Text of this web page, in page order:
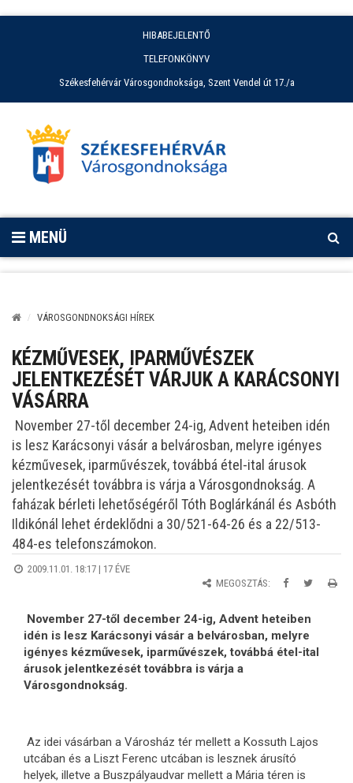
HIBABEJELENTŐ
TELEFONKÖNYV
Székesfehérvár Városgondnoksága, Szent Vendel út 17./a
MENÜ
VÁROSGONDNOKSÁGI HÍREK
KÉZMŰVESEK, IPARMŰVÉSZEK
JELENTKEZÉSÉT VÁRJUK A KARÁCSONYI
VÁSÁRRA
November 27-től december 24-ig, Advent heteiben idén
is lesz Karácsonyi vásár a belvárosban, melyre igényes
kézművesek, iparművészek, továbbá étel-ital árusok
jelentkezését továbbra is várja a Városgondnokság. A
faházak bérleti lehetőségéről Tóth Boglárkánál és Asbóth
Ildikónál lehet érdeklődni a 30/521-64-26 és a 22/513-
484-es telefonszámokon.
2009.11.01. 18:17 | 17 ÉVE
MEGOSZTÁS:
November 27-től december 24-ig, Advent heteiben
idén is lesz Karácsonyi vásár a belvárosban, melyre
igényes kézművesek, iparművészek, továbbá étel-ital
árusok jelentkezését továbbra is várja a
Városgondnokság.
Az idei vásárban a Városház tér mellett a Kossuth Lajos
utcában és a Liszt Ferenc utcában is lesznek árusító
helyek, illetve a Buszpályaudvar mellett a Mária téren is